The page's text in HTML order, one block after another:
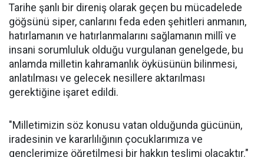
Tarihe şanlı bir direniş olarak geçen bu mücadelede
göğsünü siper, canlarını feda eden şehitleri anmanın,
hatırlamanın ve hatırlanmalarını sağlamanın millî ve
insani sorumluluk olduğu vurgulanan genelgede, bu
anlamda milletin kahramanlık öyküsünün bilinmesi,
anlatılması ve gelecek nesillere aktarılması
gerektiğine işaret edildi.
"Milletimizin söz konusu vatan olduğunda gücünün,
iradesinin ve kararlılığının çocuklarımıza ve
gençlerimize öğretilmesi bir hakkın teslimi olacaktır."